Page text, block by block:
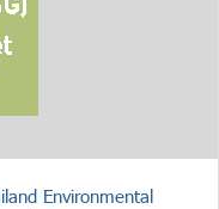
Environmental